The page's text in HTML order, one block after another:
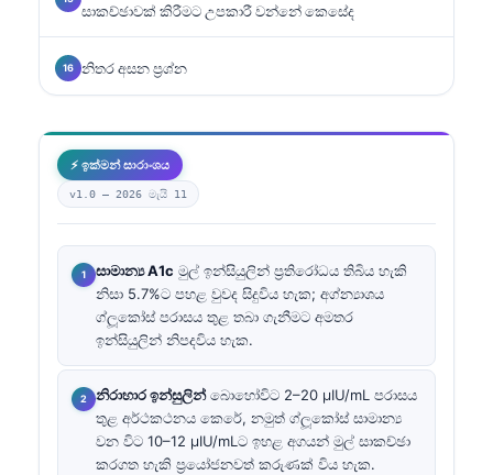
සාකච්ඡාවක් කිරීමට උපකාරී වන්නේ කෙසේද
නිතර අසන ප්‍රශ්න
⚡ ඉක්මන් සාරාංශය
v1.0 — 2026 මැයි 11
සාමාන්‍ය A1c මුල් ඉන්සියුලින් ප්‍රතිරෝධය තිබිය හැකි
නිසා 5.7%ට පහළ වුවද සිදුවිය හැක; අග්න්‍යාශය
ග්ලූකෝස් පරාසය තුළ තබා ගැනීමට අමතර
ඉන්සියුලින් නිපදවිය හැක.
නිරාහාර ඉන්සුලින්බොහෝවිට 2–20 µIU/mL පරාසය
තුළ අර්ථකථනය කෙරේ, නමුත් ග්ලූකෝස් සාමාන්‍ය
වන විට 10–12 µIU/mLට ඉහළ අගයන් මුල් සාකච්ඡා
කරගත හැකි ප්‍රයෝජනවත් කරුණක් විය හැක.